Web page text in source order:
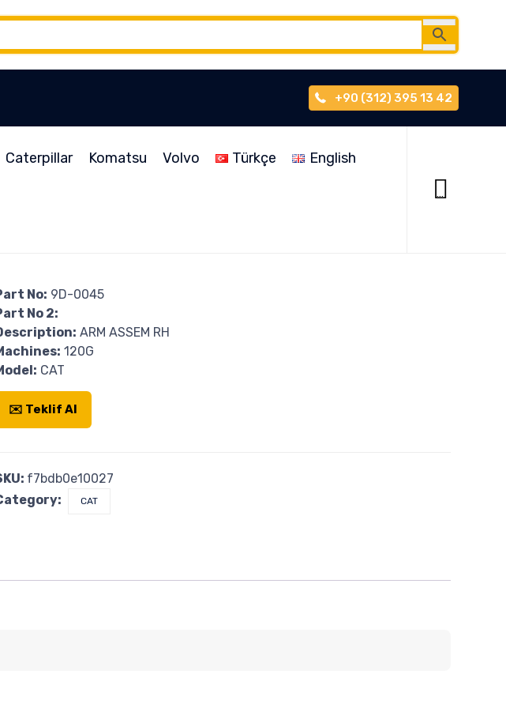
+90 (312) 395 13 42
Caterpillar Komatsu Volvo Türkçe English

...
No: 9D-0045
No 2:
ARM ASSEM RH
120G
CAT
✉️ Teklif Al
f7bdb0e10027
CAT